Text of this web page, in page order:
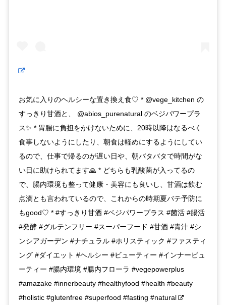
お気に入りのヘルシーな置き換え食♡ * @vege_kitchen の
すっきり甘酒と、 @abios_purenatural のベジパワープラ
ス✨ * 胃腸に負担をかけないために、20時以降はなるべく
食事しないようにしたり、朝食は軽めにするようにしてい
るので、仕事で帰るのが遅い日や、朝バタバタで時間がな
い日に助けられてます🙏 * どちらも乳酸菌が入ってるの
で、腸内環境も整って健康・美容にも良いし、甘酒は飲む
点滴とも言われているので、これからの時期夏バテ予防に
もgood♡ * #すっきり甘酒 #ベジパワープラス #菌活 #腸活
#発酵 #グルテンフリー #スーパーフード #甘酒 #青汁 #シ
ンシアガーデン #ナチュラル #ホリスティック #ファスティ
ング #ダイエット #ヘルシー #ビューティー #インナービュ
ーティー #腸内環境 #腸内フローラ #vegepowerplus
#amazake #innerbeauty #healthyfood #health #beauty
#holistic #glutenfree #superfood #fasting #natural